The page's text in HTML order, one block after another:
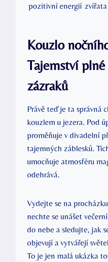
pozitivní energií
Kouzlo
Tajemství
zázraků
Právě teď je ta správná
kouzlem u jezera. Pod
proměňuje v divadelní
tajemných záblesků.
umocňuje atmosféru
odehrává.
Vydejte se na
nechte se unášet
do nebe a sledujte, jak
objevují a vytvářejí
To je jen malá ukázka